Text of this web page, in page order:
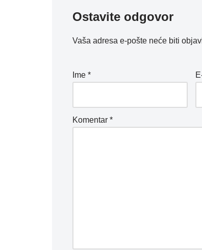
Ostavite odgovor
Vaša adresa e-pošte neće biti
Ime *
Komentar *